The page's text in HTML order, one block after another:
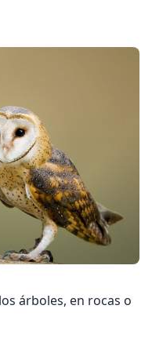
árboles, en rocas o